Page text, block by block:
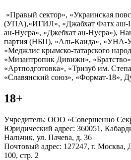
«Правый сектор», «Украинская
(УПА),«ИГИЛ», «Джабхат Фатх аш-
ан-Нусра», «Джебхат ан-Нусра»),
партия (НБП), «Аль-Каида», «УНА-
«Меджлис крымско-татарского
«Мизантропик Дивижн»,
«Артподготовка», «Тризуб им.
«Славянский союз», «Формат-18»,
18+
Учредитель: ООО «Совершенно
Юридический адрес: 360051,
Нальчик, ул. Пачева, д. 36
Почтовый адрес: 127247, г. Москва,
100, стр. 2